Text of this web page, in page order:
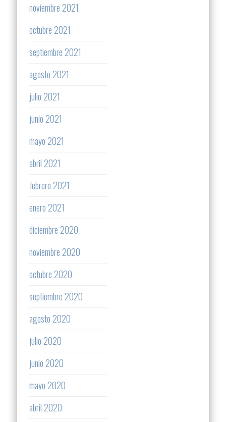
noviembre 2021
octubre 2021
septiembre 2021
agosto 2021
julio 2021
junio 2021
mayo 2021
abril 2021
febrero 2021
enero 2021
diciembre 2020
noviembre 2020
octubre 2020
septiembre 2020
agosto 2020
julio 2020
junio 2020
mayo 2020
abril 2020